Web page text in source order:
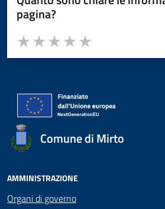
pagina?
Valuta da 1 a 5 stelle la pagina
Valuta 5 stelle su 5
Valuta 4 stelle su 5
Valuta 3 stelle su 5
Valuta 2 stelle su 5
Valuta 1 stelle su 5
Comune di Mirto
AMMINISTRAZIONE
Organi di governo